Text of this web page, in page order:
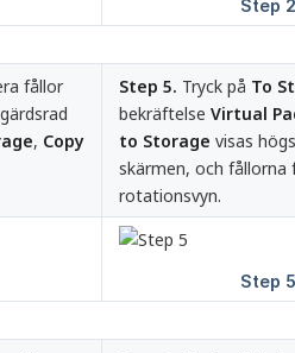
fållor
, Copy
Step 5. Tryck på To
bekräftelse Virtual
to Storage visas
skärmen, och fållorna
rotationsvyn.